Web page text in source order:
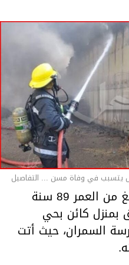
يتسبب في وفاة مسن ... التفاصيل
توفي يوم أمس مسن يبلغ من العمر 89 سنة
بمنزل كائن بحي
مدرسة السمران، حيث أتت